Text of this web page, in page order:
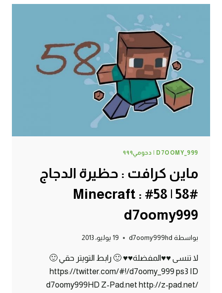
الجميل
59#
MINECRAFT
:
D7OOMY999
D7OOMY_999 | دحومي٩٩٩
ماين كرافت : حظيرة الدجاج
#58 | 58# Minecraft :
d7oomy999
بواسطة d7oomy999hd 19 يوليو، 2013
لا تنسى ♥♥المفضلة♥♥ 🙂 رابط التويتر حقي 🙂
https://twitter.com/#!/d7oomy_999 ps3 ID
d7oomy999HD Z-Pad.net http://z-pad.net/